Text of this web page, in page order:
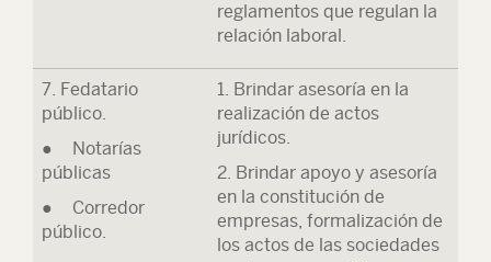
reglamentos que regulan la
relación laboral.
7. Fedatario
público.
● Notarías
públicas
● Corredor
público.
1. Brindar asesoría en la
realización de actos
jurídicos.
2. Brindar apoyo y asesoría
en la constitución de
empresas, formalización de
los actos de las sociedades